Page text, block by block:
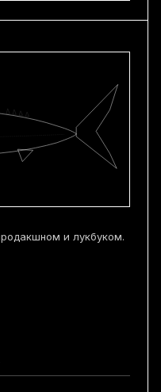
и лукбуком.